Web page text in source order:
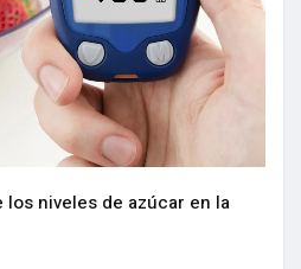
los niveles de azúcar en la